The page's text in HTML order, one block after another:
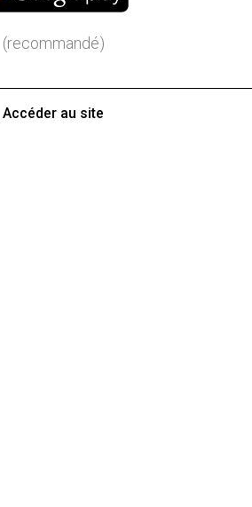
(recommandé)
Accéder au site